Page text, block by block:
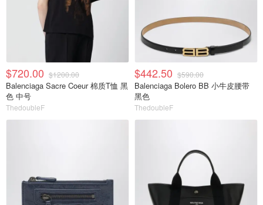
$720.00 $1200.00
Balenciaga Sacre Coeur 棉质T恤 黑
色 中号
ThedoubleF
$442.50 $590.00
Balenciaga Bolero BB 小牛皮腰带
黑色
ThedoubleF